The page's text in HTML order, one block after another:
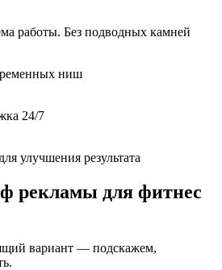
работы. Без подводных камней
ниш
24/7
улучшения результата
рекламы для фитнес
вариант — подскажем,